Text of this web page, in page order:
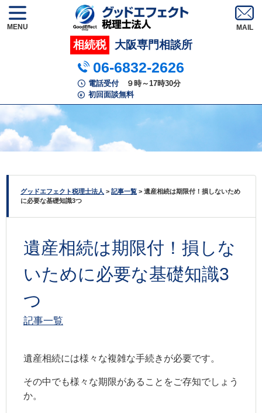
相続税 大阪専門相談所
06-6832-2626
電話受付
９時～17時30分
初回面談無料
MENU
グッドエフェクト税理士法人 > 記事一覧 > 遺産相続は期限付！損しないため
に必要な基礎知識3つ
遺産相続は期限付！損しな
いために必要な基礎知識3
つ
記事一覧
遺産相続には様々な複雑な手続きが必要です。
その中でも様々な期限があることをご存知でしょう
か。